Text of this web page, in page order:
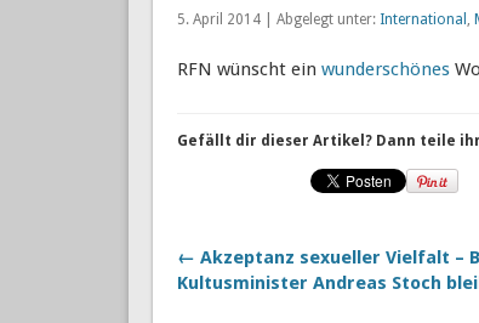
5. April 2014 | Abgelegt unter: International ,
RFN wünscht ein wunderschönes
Gefällt dir dieser Artikel? Dann teile
← Akzeptanz sexueller Vielfalt –
Kultusminister Andreas Stoch